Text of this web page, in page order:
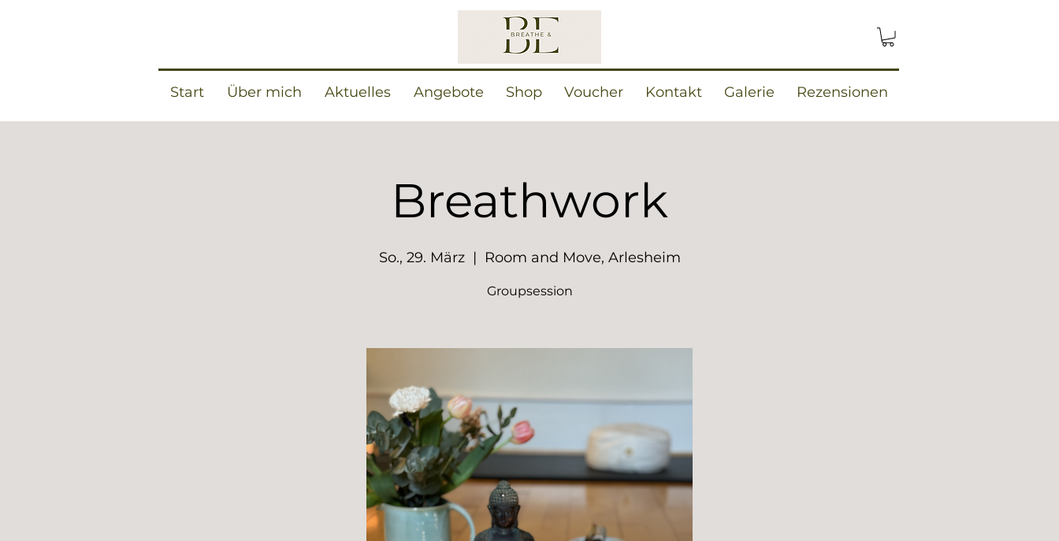
Start Über mich Aktuelles Angebote Shop Voucher Kontakt Galerie Rezensionen
Breathwork
So., 29. März
  |
Room and Move, Arlesheim
Groupsession